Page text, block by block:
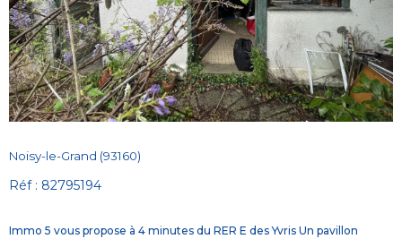
Noisy-le-Grand (93160)
Réf : 82795194
Immo 5 vous propose à 4 minutes du RER E des Yvris Un pavillon